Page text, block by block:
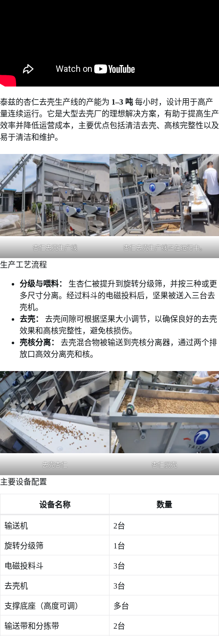
泰兹的杏仁去壳生产线的产能为 1–3 吨 每小时，设计用于高产
量连续运行。它是大型去壳厂的理想解决方案，有助于提高生产
效率并降低运营成本，主要优点包括清洁去壳、高核完整性以及
易于清洁和维护。
杏仁去壳生产线 杏仁去壳生产线正在运行中。
生产工艺流程
分级与喂料： 生杏仁被提升到旋转分级筛，并按三种或更
多尺寸分离。经过料斗的电磁投料后，坚果被送入三台去
壳机。
去壳： 去壳间隙可根据坚果大小调节，以确保良好的去壳
效果和高核完整性，避免核损伤。
壳核分离： 去壳混合物被输送到壳核分离器，通过两个排
放口高效分离壳和核。
去壳杏仁 杏仁脱壳
主要设备配置
设备名称 数量
输送机 2台
旋转分级筛 1台
电磁投料斗 3台
去壳机 3台
支撑底座（高度可调） 多台
输送带和分拣带 2台